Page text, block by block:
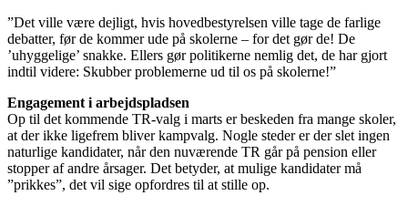
”Det ville være dejligt, hvis hovedbestyrelsen ville tage de farlige
debatter, før de kommer ude på skolerne – for det gør de! De
’uhyggelige’ snakke. Ellers gør politikerne nemlig det, de har gjort
indtil videre: Skubber problemerne ud til os på skolerne!”
Engagement i arbejdspladsen
Op til det kommende TR-valg i marts er beskeden fra mange skoler,
at der ikke ligefrem bliver kampvalg. Nogle steder er der slet ingen
naturlige kandidater, når den nuværende TR går på pension eller
stopper af andre årsager. Det betyder, at mulige kandidater må
”prikkes”, det vil sige opfordres til at stille op.